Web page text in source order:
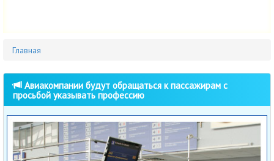
Главная
Авиакомпании будут обращаться к пассажирам с
просьбой указывать профессию